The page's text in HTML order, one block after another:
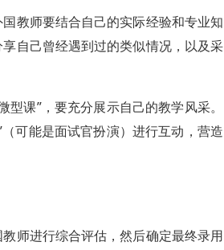
教师要结合自己的实际经验和专业知
自己曾经遇到过的类似情况，以及采
课”，要充分展示自己的教学风采。
可能是面试官扮演）进行互动，营造
师进行综合评估，然后确定最终录用